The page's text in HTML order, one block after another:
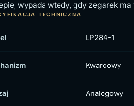
wypada wtedy, gdy zegarek
TECHNICZNA
LP284-1
Kwarcowy
Analogowy